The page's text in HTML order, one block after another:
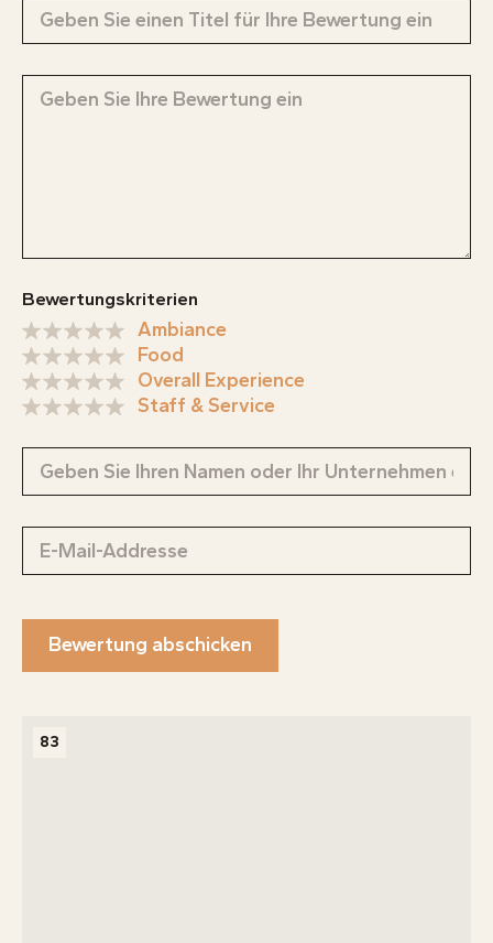
Bewertungskriterien
Ambiance
Food
Overall Experience
Staff & Service
Bewertung abschicken
83